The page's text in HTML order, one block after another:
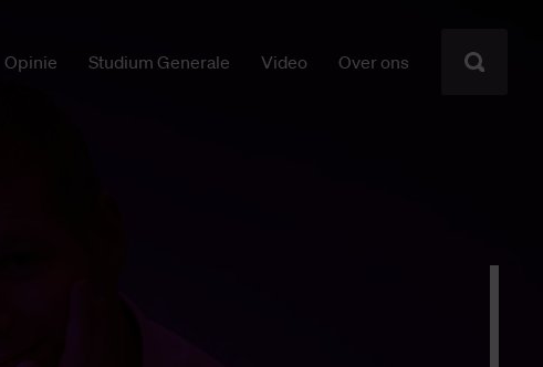
Opinie Studium Generale Video Over ons